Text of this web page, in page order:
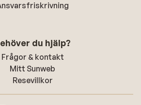
du hjälp?
Frågor & kontakt
Mitt Sunweb
Resevillkor